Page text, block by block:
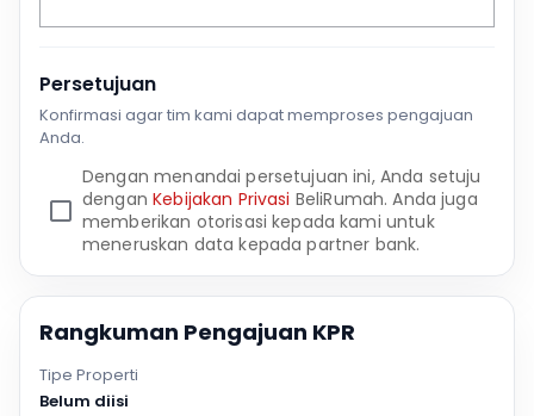
Persetujuan
Konfirmasi agar tim kami dapat memproses pengajuan
Anda.
Dengan menandai persetujuan ini, Anda setuju
denganKebijakan Privasi BeliRumah. Anda juga
memberikan otorisasi kepada kami untuk
meneruskan data kepada partner bank.
Rangkuman Pengajuan KPR
Tipe Properti
Belum diisi